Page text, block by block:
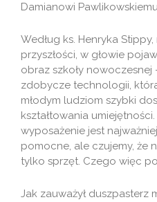
Damianowi
Według ks. Henryka
przyszłości, w głowie
obraz szkoły
zdobycze technologii,
młodym ludziom szybki
kształtowania
wyposażenie jest
pomocne, ale czujemy, że
tylko sprzęt. Czego więc
Jak zauważył duszpasterz